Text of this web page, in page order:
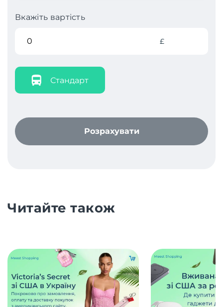
Вкажіть вартість
£
Стандарт
Розрахувати
Читайте також